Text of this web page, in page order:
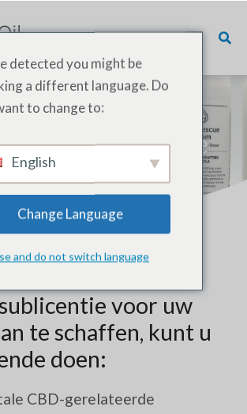
/ NOVEL FOOD SUBLICENTIE
Food Sublicentie
NIEUWE
- HOE AANVRAGEN?
voor uw
te schaffen, kunt u
doen:
CBD-gerelateerde
detected you might be
a different language. Do
to change to:
English
Change Language
and do not switch language